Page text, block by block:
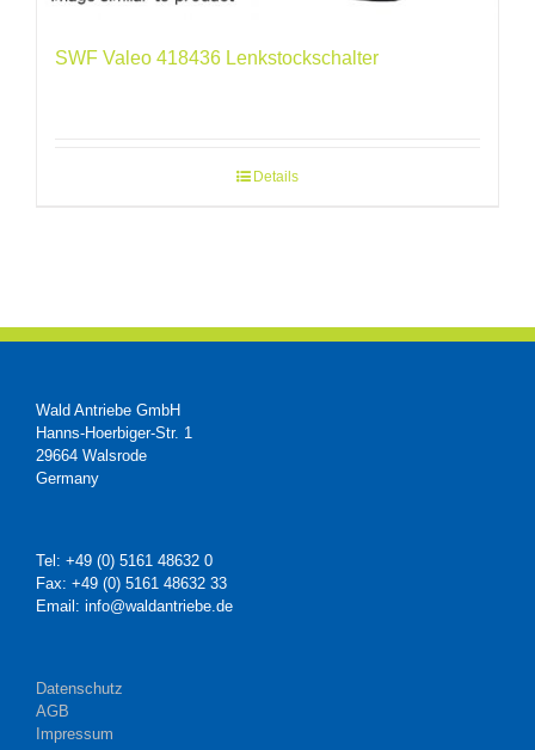
SWF Valeo 418436 Lenkstockschalter
Details
Wald Antriebe GmbH
Hanns-Hoerbiger-Str. 1
29664 Walsrode
Germany
Tel: +49 (0) 5161 48632 0
Fax: +49 (0) 5161 48632 33
Email: info@waldantriebe.de
Datenschutz
AGB
Impressum